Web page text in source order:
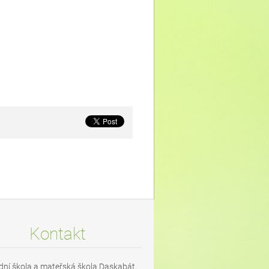
Kontakt
škola a mateřská škola Daskabát,